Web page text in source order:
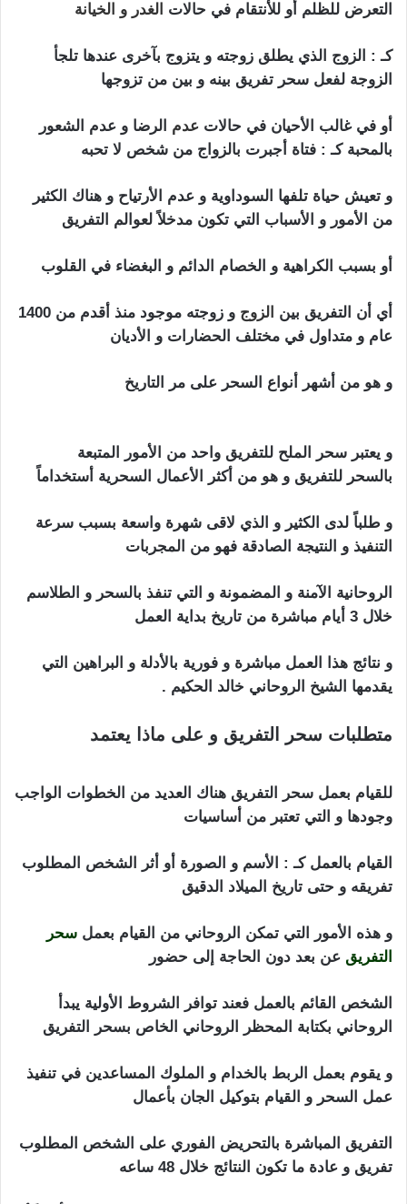
التعرض للظلم أو للأنتقام في حالات الغدر و الخيانة
كـ : الزوج الذي يطلق زوجته و يتزوج بآخرى عندها تلجأ
الزوجة لفعل سحر تفريق بينه و بين من تزوجها
أو في غالب الأحيان في حالات عدم الرضا و عدم الشعور
بالمحبة كـ : فتاة أجبرت بالزواج من شخص لا تحبه
و تعيش حياة تلفها السوداوية و عدم الأرتياح و هناك الكثير
من الأمور و الأسباب التي تكون مدخلاً لعوالم التفريق
أو بسبب الكراهية و الخصام الدائم و البغضاء في القلوب
أي أن التفريق بين الزوج
و زوجته موجود منذ أقدم من 1400
عام و متداول في مختلف الحضارات و الأديان
و هو من أشهر أنواع السحر على مر التاريخ
و يعتبر سحر الملح للتفريق واحد من الأمور المتبعة
بالسحر للتفريق و هو من أكثر الأعمال السحرية أستخداماً
و طلباً لدى الكثير و الذي لاقى شهرة واسعة بسبب سرعة
التنفيذ و النتيجة الصادقة فهو من المجربات
الروحانية الآمنة و المضمونة و التي تنفذ بالسحر و الطلاسم
خلال 3 أيام مباشرة من تاريخ بداية العمل
و نتائج هذا العمل مباشرة و فورية بالأدلة و البراهين التي
يقدمها الشيخ الروحاني خالد الحكيم .
متطلبات سحر التفريق و على ماذا يعتمد
للقيام بعمل سحر التفريق هناك العديد من الخطوات الواجب
وجودها و التي تعتبر من أساسيات
القيام بالعمل كـ : الأسم و الصورة أو أثر الشخص المطلوب
تفريقه و حتى تاريخ الميلاد الدقيق
و هذه الأمور التي تمكن الروحاني من القيام بعمل سحر
التفريق عن بعد دون الحاجة إلى حضور
الشخص القائم بالعمل فعند توافر الشروط الأولية يبدأ
الروحاني بكتابة المحظر الروحاني الخاص بسحر التفريق
و يقوم بعمل الربط بالخدام و الملوك المساعدين في تنفيذ
عمل السحر و القيام بتوكيل الجان بأعمال
التفريق المباشرة بالتحريض الفوري على الشخص المطلوب
تفريق و عادة ما تكون النتائج خلال 48 ساعه